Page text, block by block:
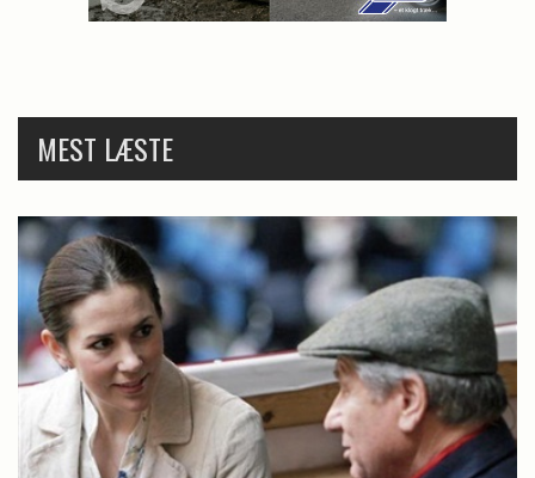
MEST LÆSTE